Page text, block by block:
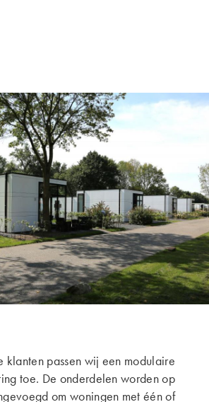
klanten passen wij een modulaire
toe. De onderdelen worden op
om woningen met één of